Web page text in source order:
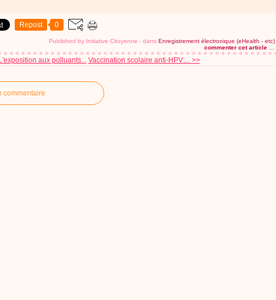
Repost 0
Published by Initiative Citoyenne - dans Enregistrement électronique (eHealth - etc)
commenter cet article
aux polluants... Vaccination scolaire anti-HPV:... >>
commentaire